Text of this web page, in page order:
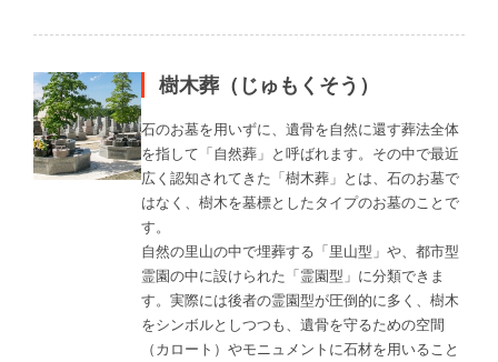
樹木葬（じゅもくそう）
石のお墓を用いずに、遺骨を自然に還す葬法全体
を指して「自然葬」と呼ばれます。その中で最近
広く認知されてきた「樹木葬」とは、石のお墓で
はなく、樹木を墓標としたタイプのお墓のことで
す。
自然の里山の中で埋葬する「里山型」や、都市型
霊園の中に設けられた「霊園型」に分類できま
す。実際には後者の霊園型が圧倒的に多く、樹木
をシンボルとしつつも、遺骨を守るための空間
（カロート）やモニュメントに石材を用いること